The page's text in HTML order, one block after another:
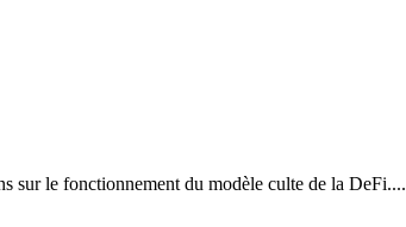
sur le fonctionnement du modèle culte de la DeFi....